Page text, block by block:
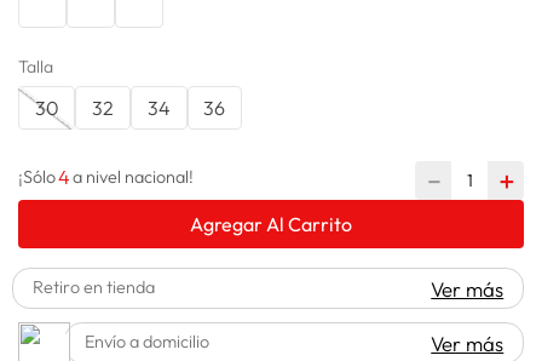
10. lavadora
Talla
30 32 34 36
¡Sólo4a nivel nacional! ＋
－
Agregar Al Carrito
Retiro en tienda Ver más
Envío a domicilio Ver más